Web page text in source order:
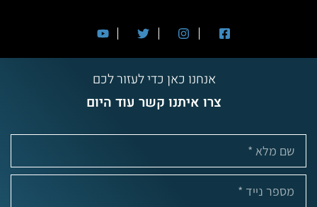
אנחנו כאן כדי לעזור לכם
צרו איתנו קשר עוד היום